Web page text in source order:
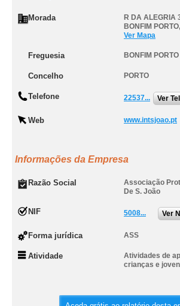
Morada R DA ALEGRIA
BONFIM PORTO,
Ver Mapa
Freguesia BONFIM PORTO
Concelho PORTO
Telefone 22537... Ver
Web www.intsjoao.pt
Informações da Empresa
Razão Social
Associação
De S. João
NIF 5008... Ver
Forma jurídica ASS
Atividade
Atividades de
crianças e